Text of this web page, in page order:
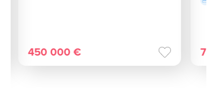
450 000 € 75